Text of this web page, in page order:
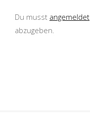
Du musst angemeldet
abzugeben.